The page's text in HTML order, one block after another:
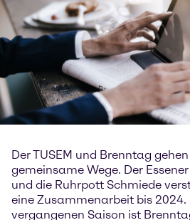
Der TUSEM und Brenntag
gemeinsame Wege. Der
und die Ruhrpott Schmiede
eine Zusammenarbeit bis 2024.
vergangenen Saison ist